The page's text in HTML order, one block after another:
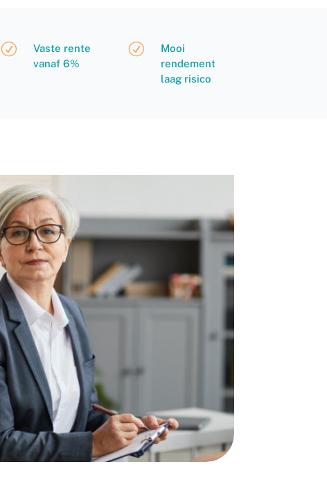
R
Vaste rente
vanaf 6%
R
Mooi
rendement
laag risico